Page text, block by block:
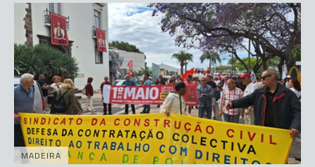
MADEIRA